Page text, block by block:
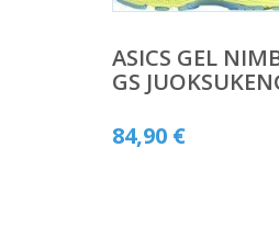
ASICS GEL
GS
84,90 €